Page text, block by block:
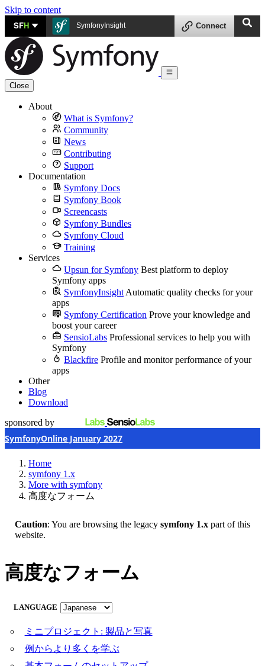
Skip to content
SFH SymfonyInsight Connect
Close
About
What is Symfony?
Community
News
Contributing
Support
Documentation
Symfony Docs
Symfony Book
Screencasts
Symfony Bundles
Symfony Cloud
Training
Services
Upsun for Symfony Best platform to deploy
Symfony apps
SymfonyInsight Automatic quality checks for your
apps
Symfony Certification Prove your knowledge and
boost your career
SensioLabs Professional services to help you with
Symfony
Blackfire Profile and monitor performance of your
apps
Other
Blog
Download
sponsored by
SymfonyOnline January 2027
Home
symfony 1.x
More with symfony
高度なフォーム
Caution: You are browsing the legacy symfony 1.x part of this
website.
高度なフォーム
LANGUAGE
ミニプロジェクト: 製品と写真
例からより多くを学ぶ